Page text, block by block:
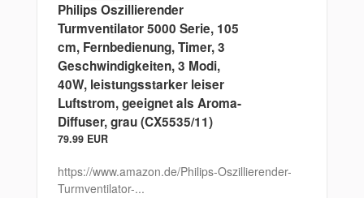
Philips Oszillierender
Turmventilator 5000 Serie, 105
cm, Fernbedienung, Timer, 3
Geschwindigkeiten, 3 Modi,
40W, leistungsstarker leiser
Luftstrom, geeignet als Aroma-
Diffuser, grau (CX5535/11)
79.99 EUR
https://www.amazon.de/Philips-Oszillierender-
Turmventilator-...